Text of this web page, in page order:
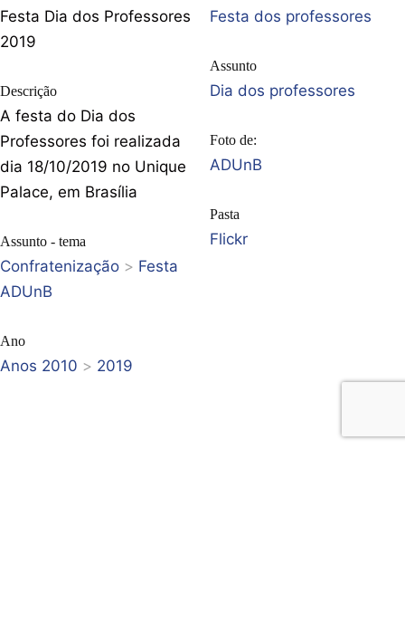
Festa Dia dos Professores
2019
Descrição
A festa do Dia dos
Professores foi realizada
dia 18/10/2019 no Unique
Palace, em Brasília
Assunto - tema
Confratenização > Festa
ADUnB
Ano
Anos 2010 > 2019
Festa dos professores
Assunto
Dia dos professores
Foto de:
ADUnB
Pasta
Flickr